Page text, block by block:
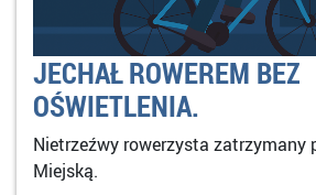
JECHAŁ ROWEREM BEZ
OŚWIETLENIA.
Nietrzeźwy rowerzysta zatrzymany
Miejską.